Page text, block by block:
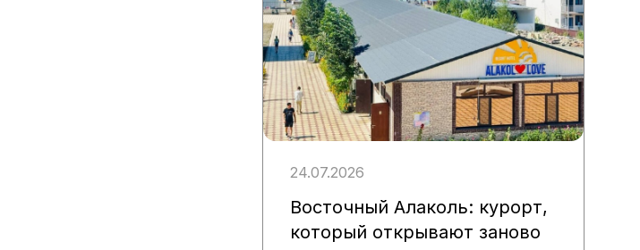
24.07.2026
Восточный Алаколь: курорт,
который открывают заново